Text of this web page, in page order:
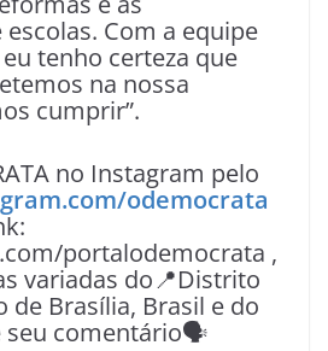
Com a equipe
tenho certeza que
na nossa
cumprir”.
no Instagram pelo
odemocrata
portalodemocrata ,
variadas do📍Distrito
de Brasília, Brasil e do
seu comentário🗣